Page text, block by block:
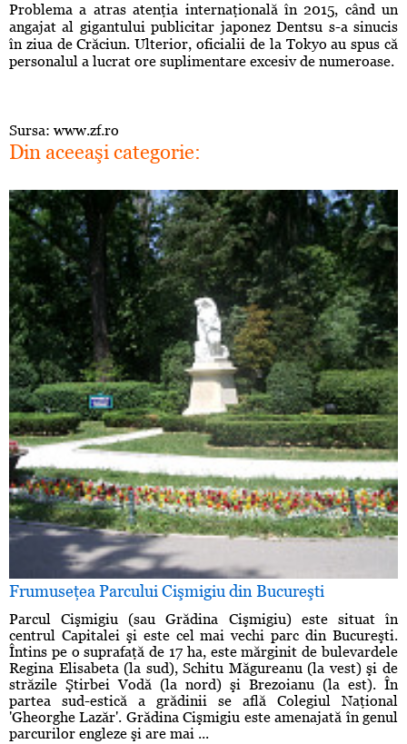
Problema a atras atenţia internaţională în 2015, când un
angajat al gigantului publicitar japonez Dentsu s-a sinucis
în ziua de Crăciun. Ulterior, oficialii de la Tokyo au spus că
personalul a lucrat ore suplimentare excesiv de numeroase.
Sursa: www.zf.ro
Din aceeaşi categorie:
Frumuseţea Parcului Cişmigiu din Bucureşti
Parcul Cişmigiu (sau Grădina Cişmigiu) este situat în
centrul Capitalei şi este cel mai vechi parc din Bucureşti.
Întins pe o suprafaţă de 17 ha, este mărginit de bulevardele
Regina Elisabeta (la sud), Schitu Măgureanu (la vest) şi de
străzile Ştirbei Vodă (la nord) şi Brezoianu (la est). În
partea sud-estică a grădinii se află Colegiul Naţional
'Gheorghe Lazăr'. Grădina Cişmigiu este amenajată în genul
parcurilor engleze şi are mai ...